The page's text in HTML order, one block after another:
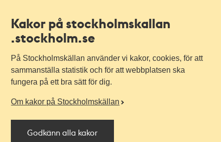
Kakor på stockholmskallan
.stockholm.se
På Stockholmskällan använder vi kakor, cookies, för att
sammanställa statistik och för att webbplatsen ska
fungera på ett bra sätt för dig.
Om kakor på Stockholmskällan
Godkänn alla kakor